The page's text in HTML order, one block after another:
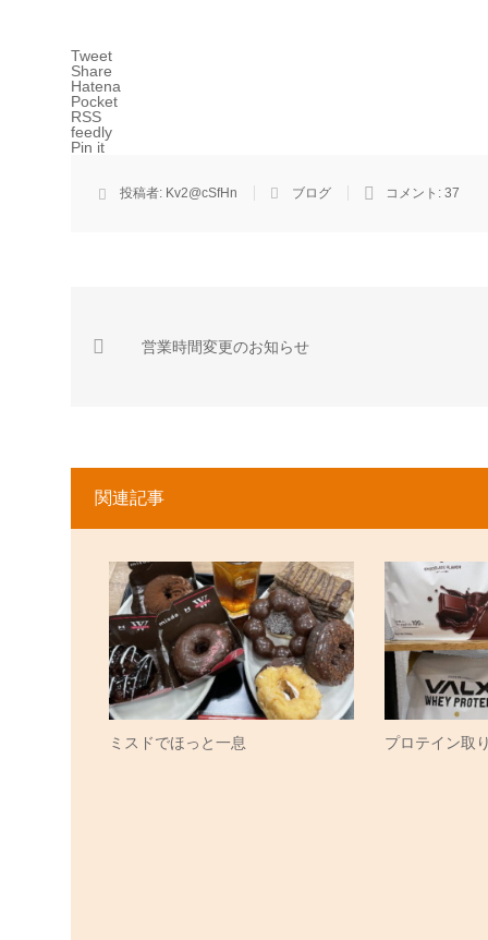
Tweet
Share
Hatena
Pocket
RSS
feedly
Pin it
投稿者: Kv2@cSfHn ブログ コメント: 37
営業時間変更のお知らせ
関連記事
ミスドでほっと一息 プロテイン取